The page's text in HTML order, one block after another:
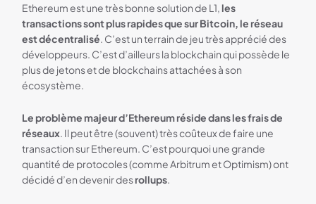
Ethereum est une très bonne solution de L1, les
transactions sont plus rapides que sur Bitcoin, le réseau
est décentralisé. C’est un terrain de jeu très apprécié des
développeurs. C’est d’ailleurs la blockchain qui possède le
plus de jetons et de blockchains attachées à son
écosystème.
Le problème majeur d’Ethereum réside dans les frais de
réseaux. Il peut être (souvent) très coûteux de faire une
transaction sur Ethereum. C’est pourquoi une grande
quantité de protocoles (comme Arbitrum et Optimism) ont
décidé d’en devenir desrollups.